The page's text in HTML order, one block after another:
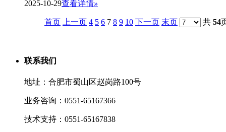
2025-10-29查看详情»
首页 上一页 4 5 6 7 8 9 10 下一页 末页 共 54
联系我们
地址：合肥市蜀山区赵岗路100号
业务咨询：0551-65167366
技术支持：0551-65167838